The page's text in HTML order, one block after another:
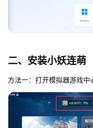
二、安装小妖连萌
方法一：打开模拟器游戏中